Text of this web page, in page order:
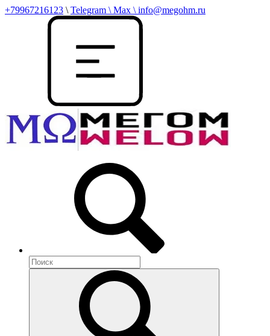
+79967216123 \ Telegram \ Max \ info@megohm.ru